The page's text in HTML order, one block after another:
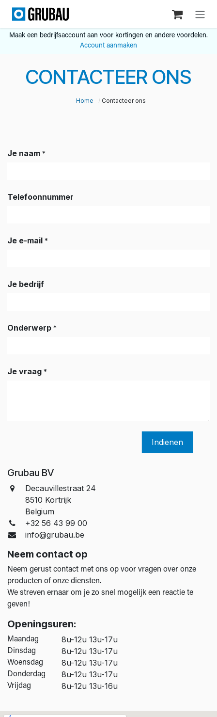
Overslaan naar inhoud
Maak een bedrijfsaccount aan voor kortingen en andere voordelen.
Account aanmaken
CONTACTEER ONS
Home Contacteer ons
Je naam *
Telefoonnummer
Je e-mail *
Je bedrijf
Onderwerp *
Je vraag *
Indienen
Grubau BV
Decauvillestraat 24
8510 Kortrijk
Belgium
+32 56 43 99 00
info@grubau.be
Neem contact op
Neem gerust contact met ons op voor vragen over onze
producten of onze diensten.
We streven ernaar om je zo snel mogelijk een reactie te
geven!
Openingsuren:
Maandag ​8u-12u 13u-17u
Dinsdag ​8u-12u 13u-17u
Woensdag ​8u-12u 13u-17u
Donderdag ​8u-12u 13u-17u
Vrijdag ​8u-12u 13u-16u